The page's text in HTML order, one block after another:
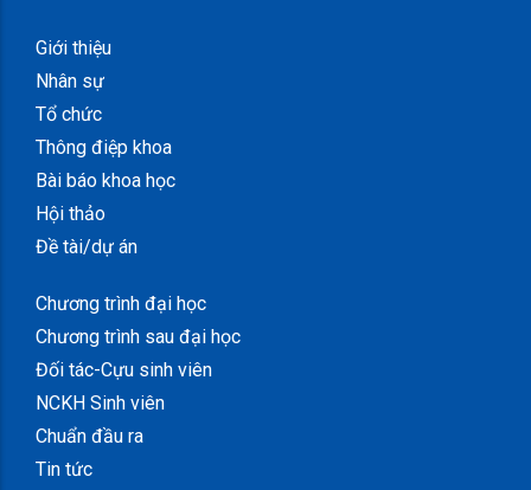
Giới thiệu
Nhân sự
Tổ chức
Thông điệp khoa
Bài báo khoa học
Hội thảo
Đề tài/dự án
Chương trình đại học
Chương trình sau đại học
Đối tác-Cựu sinh viên
NCKH Sinh viên
Chuẩn đầu ra
Tin tức